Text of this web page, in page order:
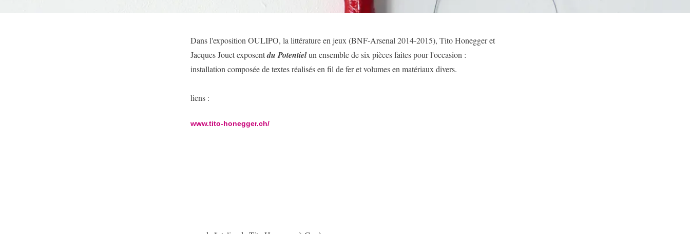
Dans l'exposition OULIPO, la littérature en jeux (BNF-Arsenal 2014-2015), Tito Honegger et
Jacques Jouet exposentdu Potentielun ensemble de six pièces faites pour l'occasion :
installation composée de textes réalisés en fil de fer et volumes en matériaux divers.
liens :
www.tito-honegger.ch/